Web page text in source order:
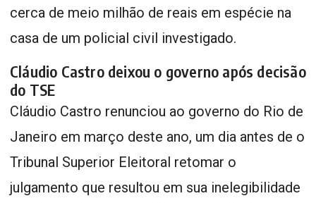
cerca de meio milhão de reais em espécie na
casa de um policial civil investigado.
Cláudio Castro deixou o governo após decisão
do TSE
Cláudio Castro renunciou ao governo do Rio de
Janeiro em março deste ano, um dia antes de o
Tribunal Superior Eleitoral retomar o
julgamento que resultou em sua inelegibilidade